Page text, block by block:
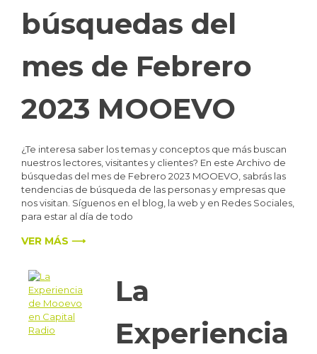
búsquedas del
mes de Febrero
2023 MOOEVO
¿Te interesa saber los temas y conceptos que más buscan
nuestros lectores, visitantes y clientes? En este Archivo de
búsquedas del mes de Febrero 2023 MOOEVO, sabrás las
tendencias de búsqueda de las personas y empresas que
nos visitan. Síguenos en el blog, la web y en Redes Sociales,
para estar al día de todo
VER MÁS ⟶
La
Experiencia